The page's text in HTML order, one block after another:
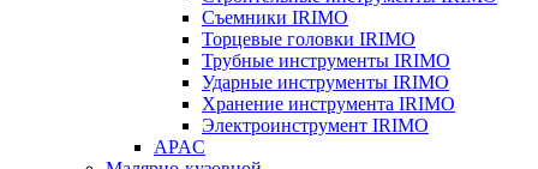
Съемники IRIMO
Торцевые головки IRIMO
Трубные инструменты IRIMO
Ударные инструменты IRIMO
Хранение инструмента IRIMO
Электроинструмент IRIMO
APAC